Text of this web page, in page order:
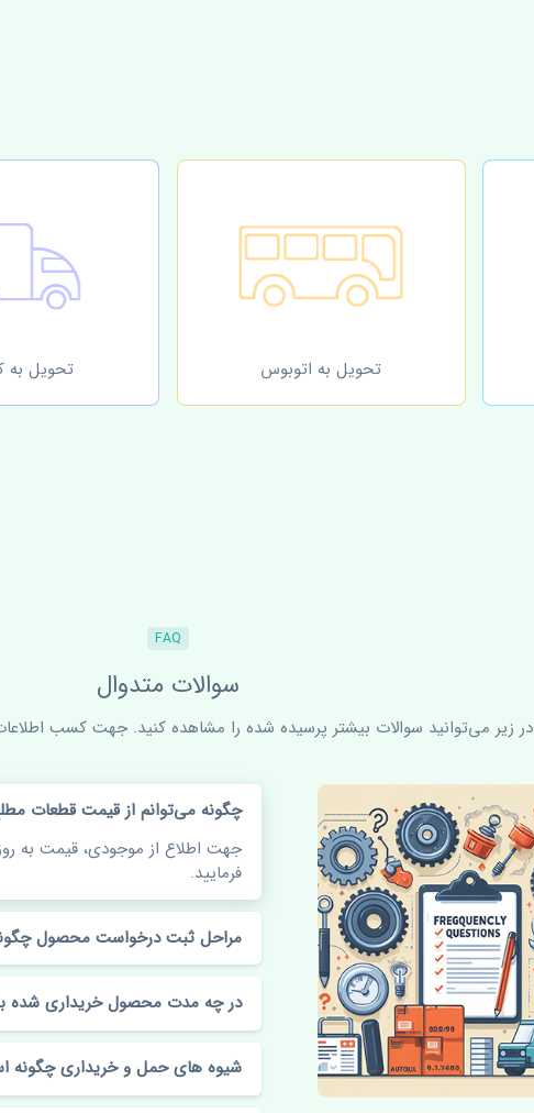
تحویل به اتوبوس تحویل به
FAQ
سوالات متدوال
در زیر می‌توانید سوالات بیشتر پرسیده شده را مشاهده کنید. جهت کسب اطلاعات
چگونه می‌توانم از قیمت قطعات
جهت اطلاع از موجودی، قیمت به
فرمایید.
مراحل ثبت درخواست محصول
در چه مدت محصول خریداری شده
شیوه های حمل و خریداری چگونه